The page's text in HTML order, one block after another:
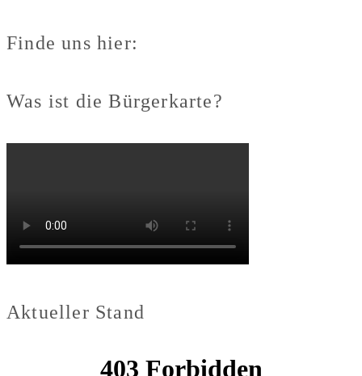
Finde uns hier:
Was ist die Bürgerkarte?
Aktueller Stand